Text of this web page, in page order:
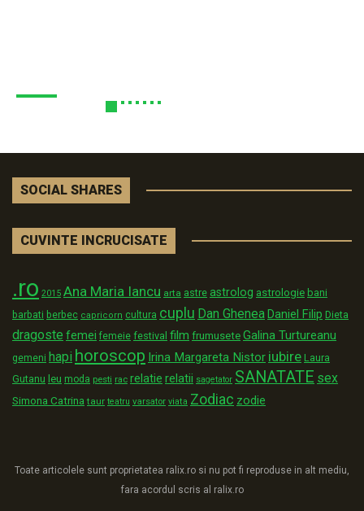
SOCIAL SHARES
CUVINTE INCRUCISATE
.ro 2015 Ana Maria Iancu arta astre astrolog astrologie bani
barbati berbec capricorn cultura cuplu Dan GheneaDaniel Filip Dieta
dragoste femei femeie festival film frumusete Galina Turtureanu
gemeni hapi horoscop Irina Margareta Nistor iubire Laura
Gutanu leu moda pesti rac relatie relatii sagetator SANATATE sex
Simona Catrina taur teatru varsator viata Zodiac zodie
Toate articolele sunt proprietatea ralix.ro si nu pot fi reproduse in alt mediu,
fara acordul scris al ralix.ro